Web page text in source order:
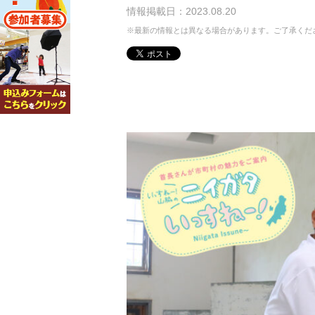
情報掲載日：2023.08.20
※最新の情報とは異なる場合があります。ご了承くだ